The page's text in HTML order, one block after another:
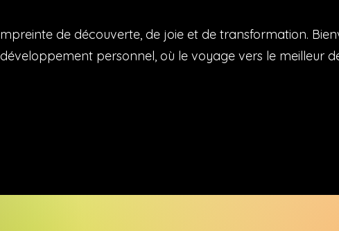
de découverte, de joie et de transformation.
personnel, où le voyage vers le meilleur